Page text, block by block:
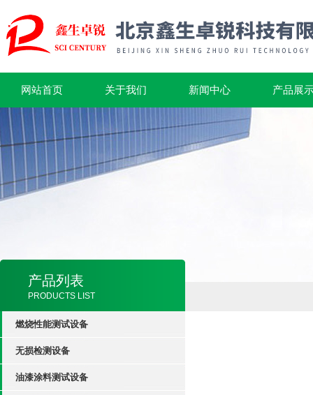
网站首页 关于我们 新闻中心 产品展
产品列表
PRODUCTS LIST
燃烧性能测试设备
无损检测设备
油漆涂料测试设备